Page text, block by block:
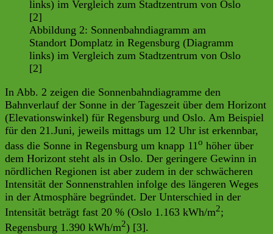
Abbildung 2: Sonnenbahndiagramm am
Standort Domplatz in Regensburg (Diagramm
links) im Vergleich zum Stadtzentrum von Oslo
[2]
In Abb. 2 zeigen die Sonnenbahndiagramme den
Bahnverlauf der Sonne in der Tageszeit über dem Horizont
(Elevationswinkel) für Regensburg und Oslo. Am Beispiel
für den 21.Juni, jeweils mittags um 12 Uhr ist erkennbar,
dass die Sonne in Regensburg um knapp 11o höher über
dem Horizont steht als in Oslo. Der geringere Gewinn in
nördlichen Regionen ist aber zudem in der schwächeren
Intensität der Sonnenstrahlen infolge des längeren Weges
in der Atmosphäre begründet. Der Unterschied in der
Intensität beträgt fast 20 % (Oslo 1.163 kWh/m2;
Regensburg 1.390 kWh/m2) [3].